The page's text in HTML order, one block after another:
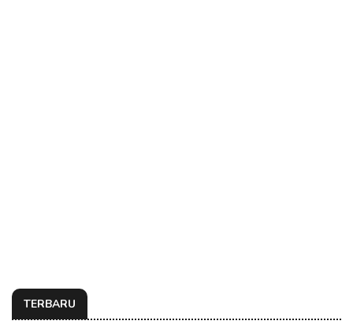
TERBARU